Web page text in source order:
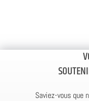
Saviez-vous que